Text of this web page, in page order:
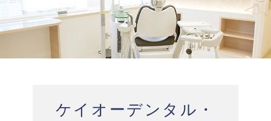
ケイオーデンタル・